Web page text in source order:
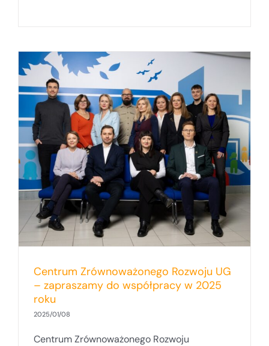
Centrum Zrównoważonego Rozwoju UG
– zapraszamy do współpracy w 2025
roku
2025/01/08
Centrum Zrównoważonego Rozwoju